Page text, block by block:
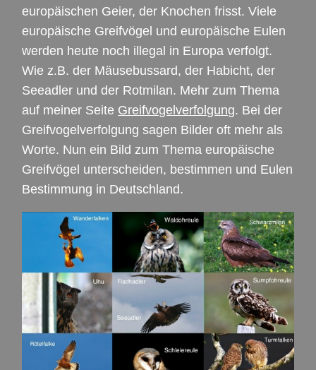
europäischen Geier, der Knochen frisst. Viele
europäische Greifvögel und europäische Eulen
werden heute noch illegal in Europa verfolgt.
Wie z.B. der Mäusebussard, der Habicht, der
Seeadler und der Rotmilan. Mehr zum Thema
auf meiner Seite Greifvogelverfolgung. Bei der
Greifvogelverfolgung sagen Bilder oft mehr als
Worte. Nun ein Bild zum Thema europäische
Greifvögel unterscheiden, bestimmen und Eulen
Bestimmung in Deutschland.